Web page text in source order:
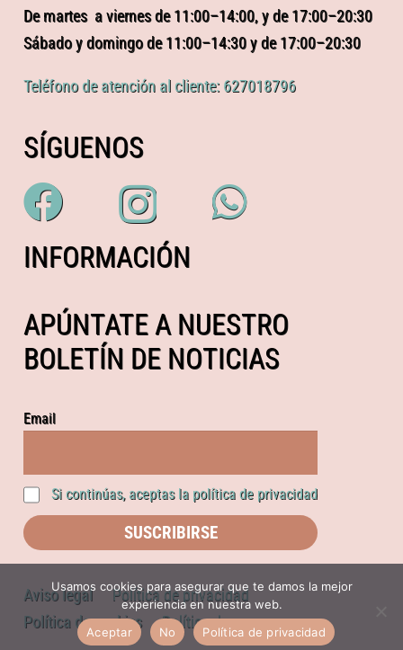
De martes a viernes de 11:00–14:00, y de 17:00–20:30
Sábado y domingo de 11:00–14:30 y de 17:00–20:30
Teléfono de atención al cliente: 627018796
SÍGUENOS
INFORMACIÓN
APÚNTATE A NUESTRO
BOLETÍN DE NOTICIAS
Email
Si continúas, aceptas la política de privacidad
Aviso legal
Política de privacidad
Política de cookies
Política de compras
Usamos cookies para asegurar que te damos la mejor
experiencia en nuestra web.
Aceptar
No Política de privacidad